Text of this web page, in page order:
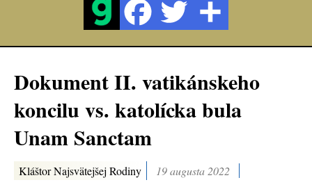
Dokument II. vatikánskeho
koncilu vs. katolícka bula
Unam Sanctam
Kláštor Najsvätejšej Rodiny 19 augusta 2022